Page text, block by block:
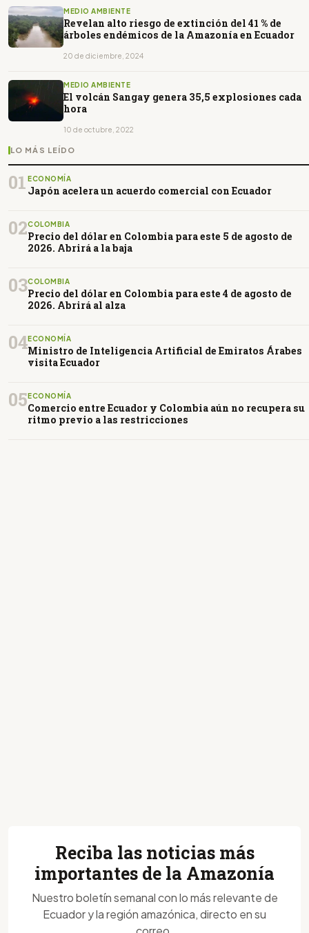
MEDIO AMBIENTE
Revelan alto riesgo de extinción del 41 % de
árboles endémicos de la Amazonía en Ecuador
20 de diciembre, 2024
MEDIO AMBIENTE
El volcán Sangay genera 35,5 explosiones cada
hora
10 de octubre, 2022
LO MÁS LEÍDO
01 ECONOMÍA
Japón acelera un acuerdo comercial con Ecuador
02COLOMBIA
Precio del dólar en Colombia para este 5 de agosto de
2026. Abrirá a la baja
03COLOMBIA
Precio del dólar en Colombia para este 4 de agosto de
2026. Abrirá al alza
04ECONOMÍA
Ministro de Inteligencia Artificial de Emiratos Árabes
visita Ecuador
05ECONOMÍA
Comercio entre Ecuador y Colombia aún no recupera su
ritmo previo a las restricciones
Reciba las noticias más
importantes de la Amazonía
Nuestro boletín semanal con lo más relevante de
Ecuador y la región amazónica, directo en su